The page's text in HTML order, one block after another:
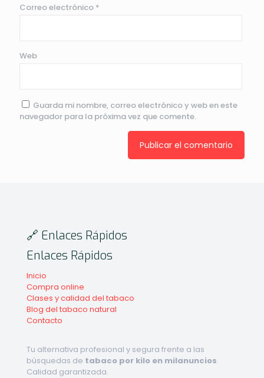
Correo electrónico *
Web
Guarda mi nombre, correo electrónico y web en este
navegador para la próxima vez que comente.
🔗 Enlaces Rápidos
Enlaces Rápidos
Inicio
Compra online
Clases y calidad del tabaco
Blog del tabaco natural
Contacto
Tu alternativa profesional y segura frente a las
búsquedas de tabaco por kilo en milanuncios.
Calidad garantizada.